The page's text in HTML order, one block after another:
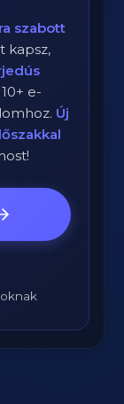
szabott
kapsz,
e-
Új